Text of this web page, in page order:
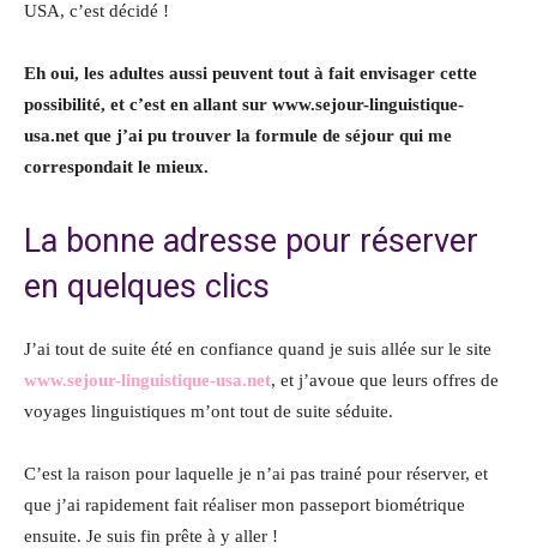
USA, c’est décidé !
Eh oui, les adultes aussi peuvent tout à fait envisager cette
possibilité, et c’est en allant sur www.sejour-linguistique-
usa.net que j’ai pu trouver la formule de séjour qui me
correspondait le mieux.
La bonne adresse pour réserver
en quelques clics
J’ai tout de suite été en confiance quand je suis allée sur le site
www.sejour-linguistique-usa.net, et j’avoue que leurs offres de
voyages linguistiques m’ont tout de suite séduite.
C’est la raison pour laquelle je n’ai pas trainé pour réserver, et
que j’ai rapidement fait réaliser mon passeport biométrique
ensuite. Je suis fin prête à y aller !